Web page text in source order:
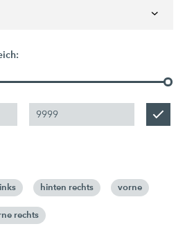
hinten rechts vorne
rechts